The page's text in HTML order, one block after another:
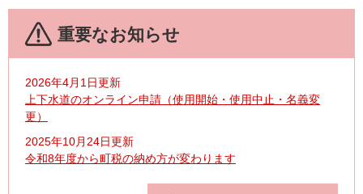
重要なお知らせ
2026年4月1日更新
上下水道のオンライン申請（使用開始・使用中止・名義変
更）
2025年10月24日更新
令和8年度から町税の納め方が変わります